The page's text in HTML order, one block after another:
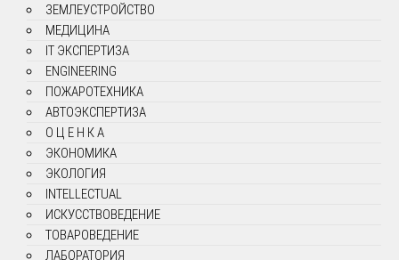
ЗЕМЛЕУСТРОЙСТВО
МЕДИЦИНА
IT ЭКСПЕРТИЗА
ENGINEERING
ПОЖАРОТЕХНИКА
АВТОЭКСПЕРТИЗА
О Ц Е Н К А
ЭКОНОМИКА
ЭКОЛОГИЯ
INTELLECTUAL
ИСКУССТВОВЕДЕНИЕ
ТОВАРОВЕДЕНИЕ
ЛАБОРАТОРИЯ